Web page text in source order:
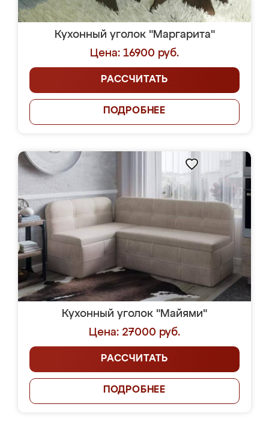
Кухонный уголок "Маргарита"
Цена: 16900 руб.
РАССЧИТАТЬ
ПОДРОБНЕЕ
Кухонный уголок "Майями"
Цена: 27000 руб.
РАССЧИТАТЬ
ПОДРОБНЕЕ